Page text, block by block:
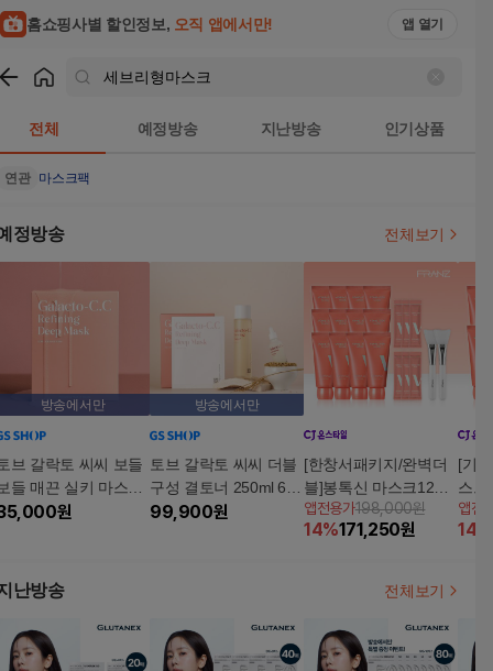
홈쇼핑사별 할인정보, 오직 앱에서만! 앱 열기
전체 예정방송 지난방송 인기상품
연관 마스크팩
정방송 전체보기
방송에서만
브 갈락토 씨씨 보들
들 매끈 실키 마스크
세트 27ml x 10장
원
방송에서만
토브 갈락토 씨씨 더블
구성 결토너 250ml 6병
결세럼 50ml 2병 마스
99,900원
[한창서패키지/완벽더
블]봉톡신 마스크12통+
10ml*6+스패출라2
앱전용가198,000원
14%171,250원
[기
스크
패출
앱전
14
난방송 전체보기